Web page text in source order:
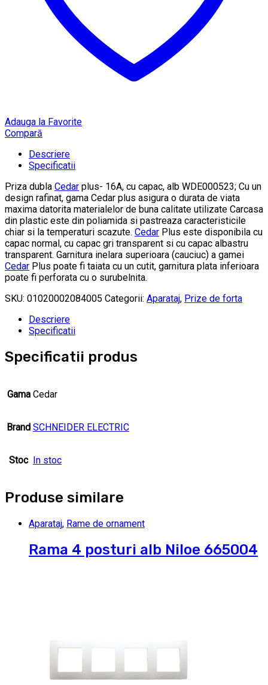
Adauga la Favorite
Compară
Descriere
Specificatii
Priza dubla Cedar plus- 16A, cu capac, alb WDE000523; Cu un
design rafinat, gama Cedar plus asigura o durata de viata
maxima datorita materialelor de buna calitate utilizate Carcasa
din plastic este din poliamida si pastreaza caracteristicile
chiar si la temperaturi scazute. Cedar Plus este disponibila cu
capac normal, cu capac gri transparent si cu capac albastru
transparent. Garnitura inelara superioara (cauciuc) a gamei
Cedar Plus poate fi taiata cu un cutit, garnitura plata inferioara
poate fi perforata cu o surubelnita.
SKU: 01020002084005 Categorii: Aparataj, Prize de forta
Descriere
Specificatii
Specificatii produs
Gama Cedar
Brand SCHNEIDER ELECTRIC
Stoc In stoc
Produse similare
Aparataj, Rame de ornament
Rama 4 posturi alb Niloe 665004